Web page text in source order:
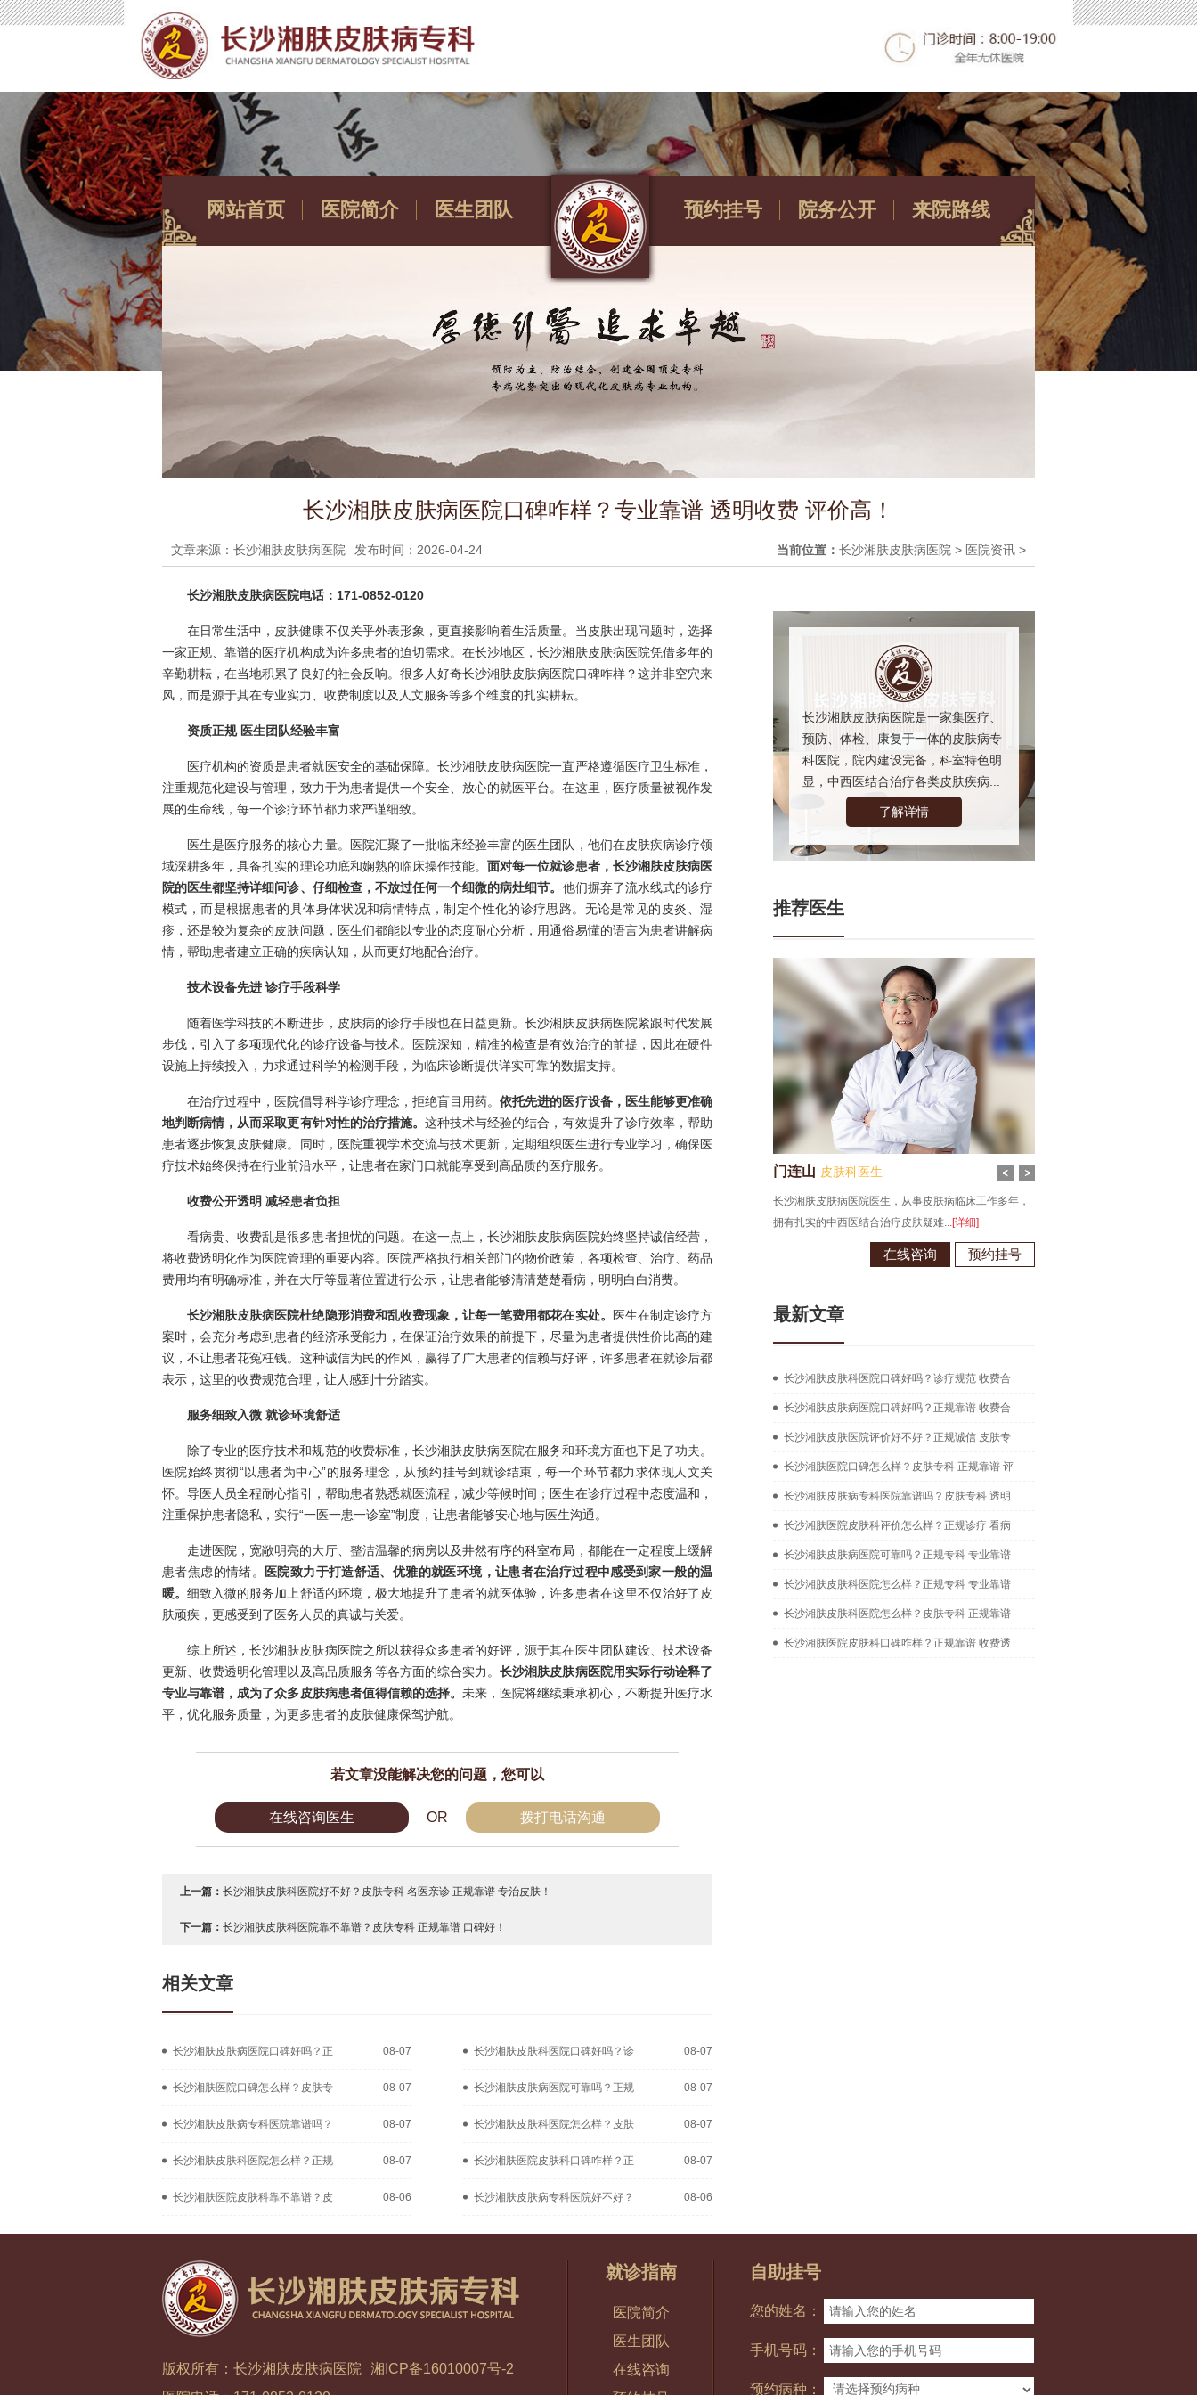
网站首页 医院简介 医生团队 预约挂号 院务公开 来院路线
长沙湘肤皮肤病医院口碑咋样？专业靠谱 透明收费 评价高！
文章来源：长沙湘肤皮肤病医院 发布时间：2026-04-24 当前位置： 长沙湘肤皮肤病医院 > 医院资讯 >
长沙湘肤皮肤病医院电话：171-0852-0120
在日常生活中，皮肤健康不仅关乎外表形象，更直接影响着生活质量。当皮肤出现问题时，选择
一家正规、靠谱的医疗机构成为许多患者的迫切需求。在长沙地区，长沙湘肤皮肤病医院凭借多年的
辛勤耕耘，在当地积累了良好的社会反响。很多人好奇长沙湘肤皮肤病医院口碑咋样？这并非空穴来
风，而是源于其在专业实力、收费制度以及人文服务等多个维度的扎实耕耘。
资质正规 医生团队经验丰富
医疗机构的资质是患者就医安全的基础保障。长沙湘肤皮肤病医院一直严格遵循医疗卫生标准，
注重规范化建设与管理，致力于为患者提供一个安全、放心的就医平台。在这里，医疗质量被视作发
展的生命线，每一个诊疗环节都力求严谨细致。
医生是医疗服务的核心力量。医院汇聚了一批临床经验丰富的医生团队，他们在皮肤疾病诊疗领
域深耕多年，具备扎实的理论功底和娴熟的临床操作技能。面对每一位就诊患者，长沙湘肤皮肤病医
院的医生都坚持详细问诊、仔细检查，不放过任何一个细微的病灶细节。 他们摒弃了流水线式的诊疗
模式，而是根据患者的具体身体状况和病情特点，制定个性化的诊疗思路。无论是常见的皮炎、湿
疹，还是较为复杂的皮肤问题，医生们都能以专业的态度耐心分析，用通俗易懂的语言为患者讲解病
情，帮助患者建立正确的疾病认知，从而更好地配合治疗。
技术设备先进 诊疗手段科学
随着医学科技的不断进步，皮肤病的诊疗手段也在日益更新。长沙湘肤皮肤病医院紧跟时代发展
步伐，引入了多项现代化的诊疗设备与技术。医院深知，精准的检查是有效治疗的前提，因此在硬件
设施上持续投入，力求通过科学的检测手段，为临床诊断提供详实可靠的数据支持。
在治疗过程中，医院倡导科学诊疗理念，拒绝盲目用药。依托先进的医疗设备，医生能够更准确
地判断病情，从而采取更有针对性的治疗措施。 这种技术与经验的结合，有效提升了诊疗效率，帮助
患者逐步恢复皮肤健康。同时，医院重视学术交流与技术更新，定期组织医生进行专业学习，确保医
疗技术始终保持在行业前沿水平，让患者在家门口就能享受到高品质的医疗服务。
收费公开透明 减轻患者负担
看病贵、收费乱是很多患者担忧的问题。在这一点上，长沙湘肤皮肤病医院始终坚持诚信经营，
将收费透明化作为医院管理的重要内容。医院严格执行相关部门的物价政策，各项检查、治疗、药品
费用均有明确标准，并在大厅等显著位置进行公示，让患者能够清清楚楚看病，明明白白消费。
长沙湘肤皮肤病医院杜绝隐形消费和乱收费现象，让每一笔费用都花在实处。
医生在制定诊疗方
案时，会充分考虑到患者的经济承受能力，在保证治疗效果的前提下，尽量为患者提供性价比高的建
议，不让患者花冤枉钱。这种诚信为民的作风，赢得了广大患者的信赖与好评，许多患者在就诊后都
表示，这里的收费规范合理，让人感到十分踏实。
服务细致入微 就诊环境舒适
除了专业的医疗技术和规范的收费标准，长沙湘肤皮肤病医院在服务和环境方面也下足了功夫。
医院始终贯彻“以患者为中心”的服务理念，从预约挂号到就诊结束，每一个环节都力求体现人文关
怀。导医人员全程耐心指引，帮助患者熟悉就医流程，减少等候时间；医生在诊疗过程中态度温和，
注重保护患者隐私，实行“一医一患一诊室”制度，让患者能够安心地与医生沟通。
走进医院，宽敞明亮的大厅、整洁温馨的病房以及井然有序的科室布局，都能在一定程度上缓解
患者焦虑的情绪。
医院致力于打造舒适、优雅的就医环境，让患者在治疗过程中感受到家一般的温
暖。细致入微的服务加上舒适的环境，极大地提升了患者的就医体验，许多患者在这里不仅治好了皮
肤顽疾，更感受到了医务人员的真诚与关爱。
综上所述，长沙湘肤皮肤病医院之所以获得众多患者的好评，源于其在医生团队建设、技术设备
更新、收费透明化管理以及高品质服务等各方面的综合实力。长沙湘肤皮肤病医院用实际行动诠释了
专业与靠谱，成为了众多皮肤病患者值得信赖的选择。未来，医院将继续秉承初心，不断提升医疗水
平，优化服务质量，为更多患者的皮肤健康保驾护航。
若文章没能解决您的问题，您可以
在线咨询医生 OR 拨打电话沟通
上一篇： 长沙湘肤皮肤科医院好不好？皮肤专科 名医亲诊 正规靠谱 专治皮肤！
下一篇： 长沙湘肤皮肤科医院靠不靠谱？皮肤专科 正规靠谱 口碑好！
相关文章
长沙湘肤皮肤病医院口碑好吗？正 08-07 长沙湘肤皮肤科医院口碑好吗？诊 08-07
长沙湘肤医院口碑怎么样？皮肤专 08-07 长沙湘肤皮肤病医院可靠吗？正规 08-07
长沙湘肤皮肤病专科医院靠谱吗？ 08-07 长沙湘肤皮肤科医院怎么样？皮肤 08-07
长沙湘肤皮肤科医院怎么样？正规 08-07 长沙湘肤医院皮肤科口碑咋样？正 08-07
长沙湘肤医院皮肤科靠不靠谱？皮 08-06 长沙湘肤皮肤病专科医院好不好？ 08-06
长沙湘肤皮肤病医院是一家集医疗、
预防、体检、康复于一体的皮肤病专
科医院，院内建设完备，科室特色明
显，中西医结合治疗各类皮肤疾病...
了解详情
推荐医生
门连山
长沙湘肤皮肤病医院医生，从事皮肤病临床工作多年，
[详细]
在线咨询
张谦
毕业于江西南昌大学，从事皮肤病临床诊疗工作多年，
现为长沙湘肤皮肤病医院医生...
在线咨询
最新文章
长沙湘肤皮肤科医院口碑好吗？诊疗规范 收费合
长沙湘肤皮肤病医院口碑好吗？正规靠谱 收费合
长沙湘肤皮肤医院评价好不好？正规诚信 皮肤专
长沙湘肤医院口碑怎么样？皮肤专科 正规靠谱 评
长沙湘肤皮肤病专科医院靠谱吗？皮肤专科 透明
长沙湘肤医院皮肤科评价怎么样？正规诊疗 看病
长沙湘肤皮肤病医院可靠吗？正规专科 专业靠谱
长沙湘肤皮肤科医院怎么样？正规专科 专业靠谱
长沙湘肤皮肤科医院怎么样？皮肤专科 正规靠谱
长沙湘肤医院皮肤科口碑咋样？正规靠谱 收费透
版权所有：长沙湘肤皮肤病医院
湘ICP备16010007号-2
就诊指南
医院简介
医生团队
在线咨询
自助挂号
您的姓名：
手机号码：
预约病种：